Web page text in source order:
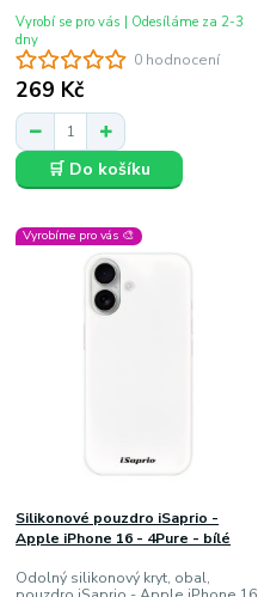
0 hodnocení
269 Kč
Vyrobí se pro vás | Odesíláme za 2-3
dny
🛒 Do košíku
Vyrobíme pro vás 🎨
Silikonové pouzdro iSaprio -
Apple iPhone 16 - 4Pure - bílé
Odolný silikonový kryt, obal,